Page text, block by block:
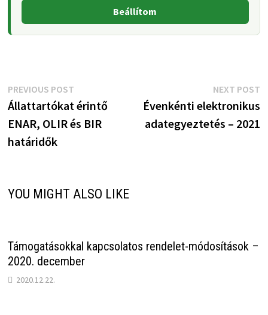
Beállítom
Bejegyzés
navigáció
PREVIOUS POSTPrevious
post:
Állattartókat érintő
ENAR, OLIR és BIR
határidők
NEXT POST
Évenkénti elektronikus
adategyeztetés – 2021
YOU MIGHT ALSO LIKE
Támogatásokkal kapcsolatos rendelet-módosítások –
2020. december
2020.12.22.